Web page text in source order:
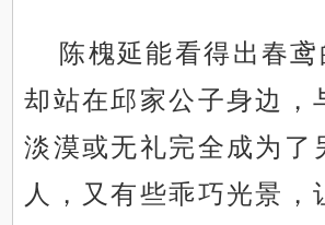
陈槐延能看得出春鸢
却站在邱家公子身边，
淡漠或无礼完全成为了
人，又有些乖巧光景，